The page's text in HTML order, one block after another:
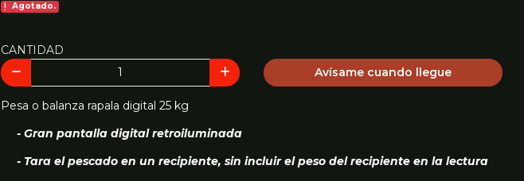
Agotado.
CANTIDAD
Avísame cuando llegue
Pesa o balanza rapala digital 25 kg
- Gran pantalla digital retroiluminada
- Tara el pescado en un recipiente, sin incluir el peso del recipiente en la lectura